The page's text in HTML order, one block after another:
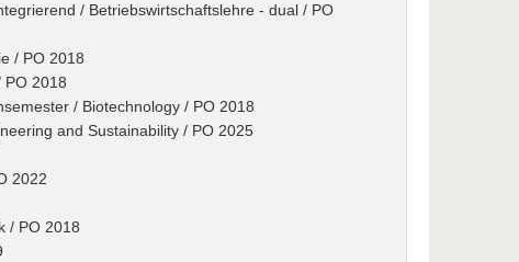
/ Betriebswirtschaftslehre - dual / PO
/ PO 2018
PO 2018
/ Biotechnology / PO 2018
and Sustainability / PO 2025
2022
/ PO 2018